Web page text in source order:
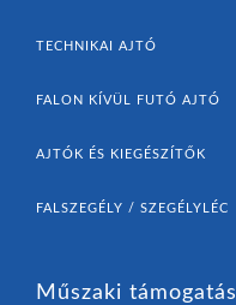
TECHNIKAI AJTÓ
FALON KÍVÜL FUTÓ AJTÓ
AJTÓK ÉS KIEGÉSZÍTŐK
FALSZEGÉLY / SZEGÉLYLÉC
Műszaki támogatás